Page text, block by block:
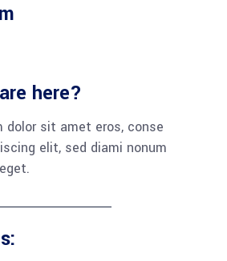
here?
dolor sit amet eros, conse
elit, sed diami nonum